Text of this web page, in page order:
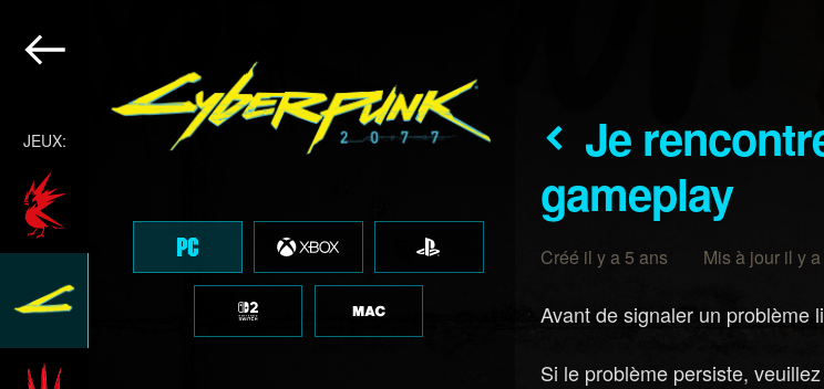
JEUX:
Je rencontre des problèmes avec le
gameplay
Créé il y a 5 ans Mis à jour il y a
Avant de signaler un problème
Si le problème persiste,